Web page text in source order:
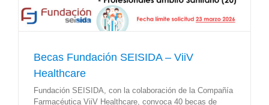
Becas Fundación SEISIDA – ViiV
Healthcare
Fundación SEISIDA, con la colaboración de la Compañía
Farmacéutica ViiV Healthcare, convoca 40 becas de